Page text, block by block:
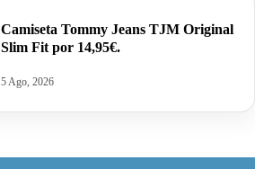
Camiseta Tommy Jeans TJM Original
Slim Fit por 14,95€.
5 Ago, 2026